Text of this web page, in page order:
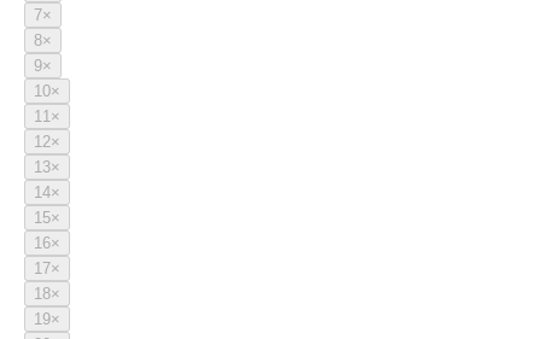
7×
8×
9×
10×
11×
12×
13×
14×
15×
16×
17×
18×
19×